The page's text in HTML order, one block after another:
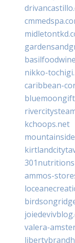
nikko-
caribbean-
kchoops.net
ammos-
valera-